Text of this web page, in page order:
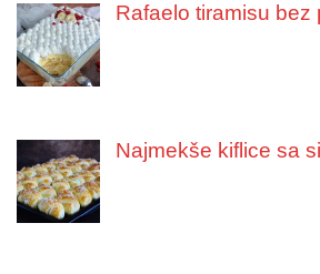
Rafaelo tiramisu bez
Najmekše kiflice sa